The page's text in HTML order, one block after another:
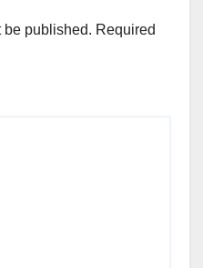
be published. Required